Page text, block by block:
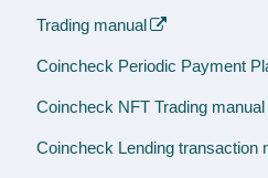
Trading manual
Coincheck Periodic Payment
Coincheck NFT Trading manual
Coincheck Lending transaction